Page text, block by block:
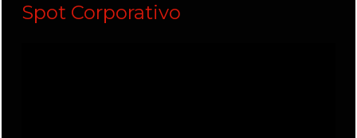
Spot Corporativo